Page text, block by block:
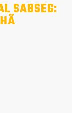
SABSEG: